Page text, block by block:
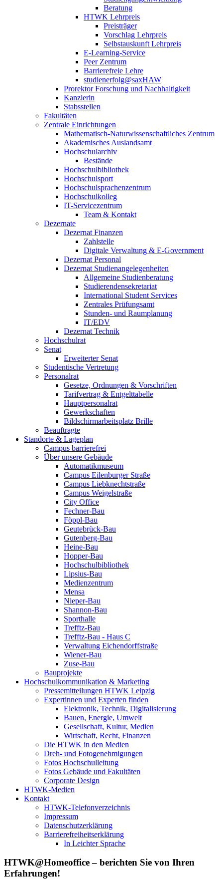
Beratung
HTWK Lehrpreis
Preisträger
Vorschlag Lehrpreis
Selbstauskunft Lehrpreis
E-Learning-Service
Peer Zentrum
Barrierefreie Lehre
studienerfolg@saxHAW
Prorektor Forschung und Nachhaltigkeit
Kanzlerin
Stabsstellen
Fakultäten
Zentrale Einrichtungen
Mathematisch-Naturwissenschaftliches Zentrum
Akademisches Auslandsamt
Hochschularchiv
Bestände
Hochschulbibliothek
Hochschulsport
Hochschulsprachenzentrum
Hochschulkolleg
IT-Servicezentrum
Team & Kontakt
Dezernate
Dezernat Finanzen
Zahlstelle
Digitale Verwaltung & E-Government
Dezernat Personal
Dezernat Studienangelegenheiten
Allgemeine Studienberatung
Studierendensekretariat
International Student Services
Zentrales Prüfungsamt
Stunden- und Raumplanung
IT/EDV
Dezernat Technik
Hochschulrat
Senat
Erweiterter Senat
Studentische Vertretung
Personalrat
Gesetze, Ordnungen & Vorschriften
Tarifvertrag & Entgelttabelle
Hauptpersonalrat
Gewerkschaften
Bildschirmarbeitsplatz Brille
Beauftragte
Standorte & Lageplan
Campus barrierefrei
Über unsere Gebäude
Automatikmuseum
Campus Eilenburger Straße
Campus Liebknechtstraße
Campus Weigelstraße
City Office
Fechner-Bau
Föppl-Bau
Geutebrück-Bau
Gutenberg-Bau
Heine-Bau
Hopper-Bau
Hochschulbibliothek
Lipsius-Bau
Medienzentrum
Mensa
Nieper-Bau
Shannon-Bau
Sporthalle
Trefftz-Bau
Trefftz-Bau - Haus C
Verwaltung Eichendorffstraße
Wiener-Bau
Zuse-Bau
Bauprojekte
Hochschulkommunikation & Marketing
Pressemitteilungen HTWK Leipzig
Expertinnen und Experten finden
Elektronik, Technik, Digitalisierung
Bauen, Energie, Umwelt
Gesellschaft, Kultur, Medien
Wirtschaft, Recht, Finanzen
Die HTWK in den Medien
Dreh- und Fotogenehmigungen
Fotos Hochschulleitung
Fotos Gebäude und Fakultäten
Corporate Design
HTWK-Medien
Kontakt
HTWK-Telefonverzeichnis
Impressum
Datenschutzerklärung
Barrierefreiheitserklärung
In Leichter Sprache
HTWK@Homeoffice – berichten Sie von Ihren
Erfahrungen!